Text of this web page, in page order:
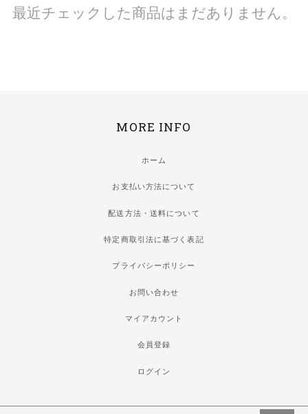
最近チェックした商品はまだありません。
MORE INFO
ホーム
お支払い方法について
配送方法・送料について
特定商取引法に基づく表記
プライバシーポリシー
お問い合わせ
マイアカウント
会員登録
ログイン